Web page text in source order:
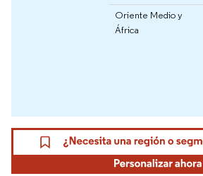
Oriente Medio y
África